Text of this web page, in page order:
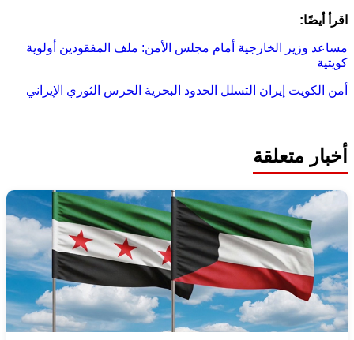
اقرأ أيضًا:
مساعد وزير الخارجية أمام مجلس الأمن: ملف المفقودين أولوية
كويتية
أمن الكويت إيران التسلل الحدود البحرية الحرس الثوري الإيراني
أخبار متعلقة